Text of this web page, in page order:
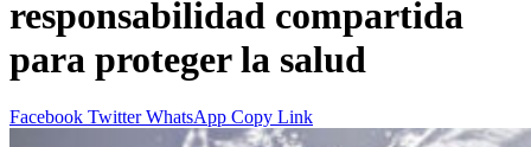
responsabilidad compartida
para proteger la salud
Facebook Twitter WhatsApp Copy Link